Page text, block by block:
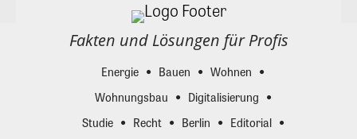
Fakten und Lösungen für Profis
Energie Bauen
Wohnen
Wohnungsbau
Digitalisierung
Studie
Recht Berlin
Editorial